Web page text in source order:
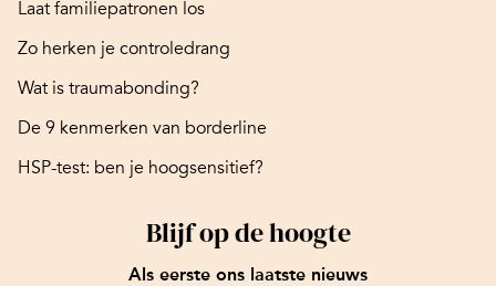
Laat familiepatronen los
Zo herken je controledrang
Wat is traumabonding?
De 9 kenmerken van borderline
HSP-test: ben je hoogsensitief?
Blijf op de hoogte
Als eerste ons laatste nieuws